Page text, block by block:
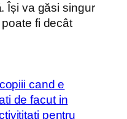
Își va găsi singur
fi decât
cand e
de facut in
pentru